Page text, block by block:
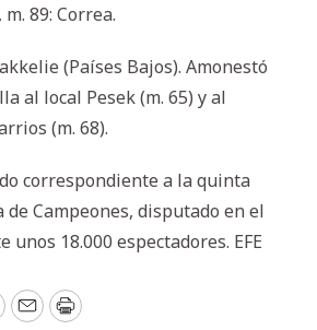
89: Correa.
(Países Bajos). Amonestó
al local Pesek (m. 65) y al
(m. 68).
correspondiente a la quinta
de Campeones, disputado en el
unos 18.000 espectadores. EFE
EmailPrint